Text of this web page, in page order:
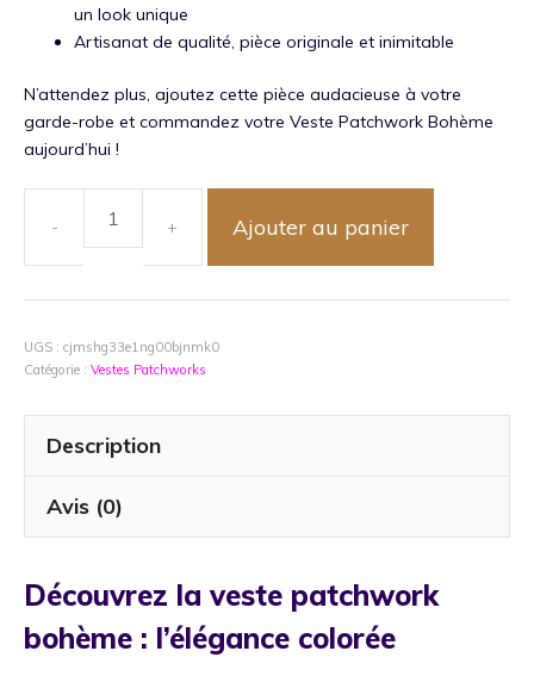
un look unique
Artisanat de qualité, pièce originale et inimitable
N’attendez plus, ajoutez cette pièce audacieuse à votre
garde-robe et commandez votre Veste Patchwork Bohème
aujourd’hui !
quantité
de
Bohème
Multicolore
Ajouter au panier
UGS : cjmshg33e1ng00bjnmk0
Catégorie : Vestes Patchworks
Description
Avis (0)
Découvrez la veste patchwork
bohème : l’élégance colorée